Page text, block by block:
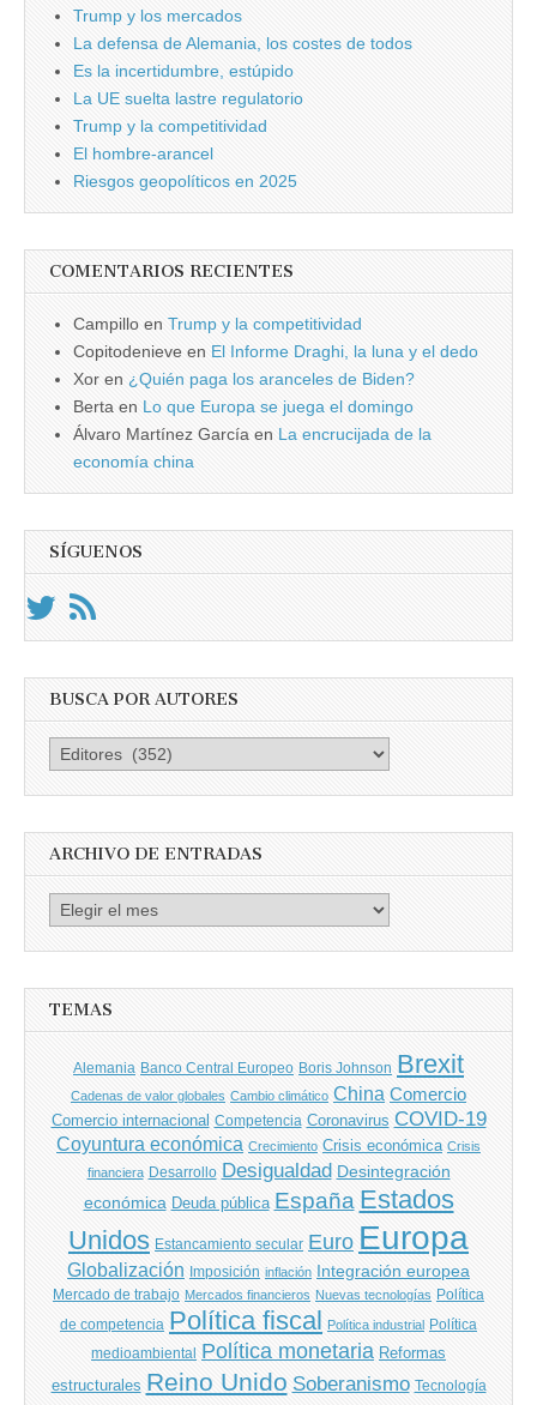
Trump y los mercados
La defensa de Alemania, los costes de todos
Es la incertidumbre, estúpido
La UE suelta lastre regulatorio
Trump y la competitividad
El hombre-arancel
Riesgos geopolíticos en 2025
COMENTARIOS RECIENTES
Campillo en Trump y la competitividad
Copitodenieve en El Informe Draghi, la luna y el dedo
Xor en ¿Quién paga los aranceles de Biden?
Berta en Lo que Europa se juega el domingo
Álvaro Martínez García en La encrucijada de la
economía china
SÍGUENOS
BUSCA POR AUTORES
Busca
ARCHIVO DE ENTRADAS
Archivo
TEMAS
Alemania Banco Central Europeo Boris Johnson Brexit
Cadenas de valor globales Cambio climático China Comercio
Comercio internacional Competencia Coronavirus COVID-19
Coyuntura económica Crecimiento Crisis económica Crisis
financiera Desarrollo Desigualdad Desintegración
económica Deuda pública España Estados
Unidos Estancamiento secular Euro Europa
Globalización Imposición inflación Integración europea
Mercado de trabajo Mercados financieros Nuevas tecnologías Política
de competencia Política fiscal Política industrial Política
medioambiental Política monetaria Reformas
estructurales Reino Unido Soberanismo Tecnología